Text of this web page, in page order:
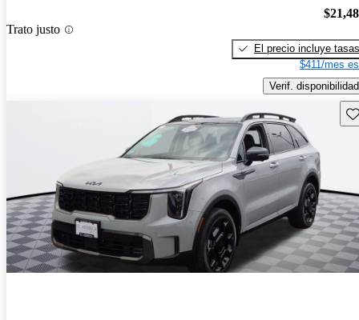
Trato justo
El precio incluye tasas
$411/mes
Verif. disponibilidad